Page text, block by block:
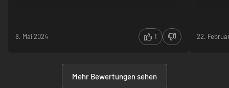
8. Mai 2024 1 22.
Mehr Bewertungen sehen